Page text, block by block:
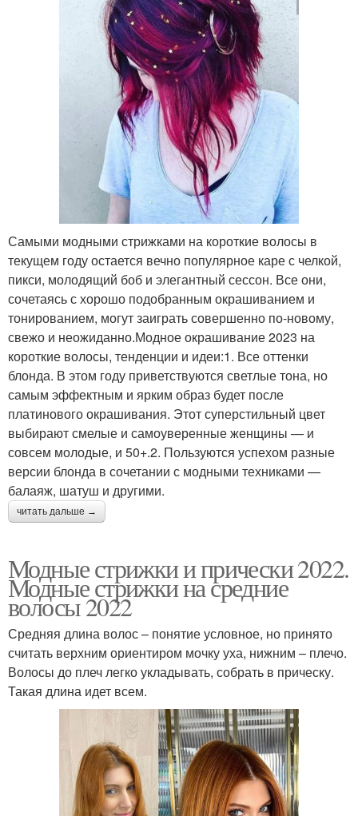
Самыми модными стрижками на короткие волосы в
текущем году остается вечно популярное каре с челкой,
пикси, молодящий боб и элегантный сессон. Все они,
сочетаясь с хорошо подобранным окрашиванием и
тонированием, могут заиграть совершенно по-новому,
свежо и неожиданно.Модное окрашивание 2023 на
короткие волосы, тенденции и идеи:1. Все оттенки
блонда. В этом году приветствуются светлые тона, но
самым эффектным и ярким образ будет после
платинового окрашивания. Этот суперстильный цвет
выбирают смелые и самоуверенные женщины — и
совсем молодые, и 50+.2. Пользуются успехом разные
версии блонда в сочетании с модными техниками —
балаяж, шатуш и другими.
читать дальше →
Модные стрижки и прически 2022.
Модные стрижки на средние
волосы 2022
Средняя длина волос – понятие условное, но принято
считать верхним ориентиром мочку уха, нижним – плечо.
Волосы до плеч легко укладывать, собрать в прическу.
Такая длина идет всем.